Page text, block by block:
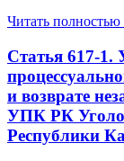
Читать полностью
Статья 617-1.
и возврате
УПК РК
Республики